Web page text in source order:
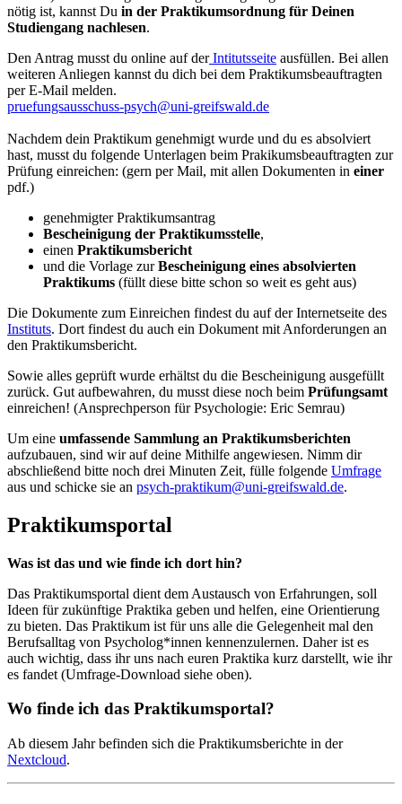
nötig ist, kannst Du in der Praktikumsordnung für Deinen
Studiengang nachlesen.
Den Antrag musst du online auf derIntitutsseite ausfüllen. Bei allen
weiteren Anliegen kannst du dich bei dem Praktikumsbeauftragten
per E-Mail melden.
pruefungsausschuss-psych@uni-greifswald.de
Nachdem dein Praktikum genehmigt wurde und du es absolviert
hast, musst du folgende Unterlagen beim Prakikumsbeauftragten zur
Prüfung einreichen: (gern per Mail, mit allen Dokumenten in einer
pdf.)
genehmigter Praktikumsantrag
Bescheinigung der Praktikumsstelle,
einen Praktikumsbericht
und die Vorlage zurBescheinigung eines absolvierten
Praktikums (füllt diese bitte schon so weit es geht aus)
Die Dokumente zum Einreichen findest du auf der Internetseite des
Instituts. Dort findest du auch ein Dokument mit Anforderungen an
den Praktikumsbericht.
Sowie alles geprüft wurde erhältst du die Bescheinigung ausgefüllt
zurück. Gut aufbewahren, du musst diese noch beim Prüfungsamt
einreichen! (Ansprechperson für Psychologie: Eric Semrau)
Um eine umfassende Sammlung an Praktikumsberichten
aufzubauen, sind wir auf deine Mithilfe angewiesen. Nimm dir
abschließend bitte noch drei Minuten Zeit, fülle folgende Umfrage
aus und schicke sie an psych-praktikum@uni-greifswald.de.
Praktikumsportal
Was ist das und wie finde ich dort hin?
Das Praktikumsportal dient dem Austausch von Erfahrungen, soll
Ideen für zukünftige Praktika geben und helfen, eine Orientierung
zu bieten. Das Praktikum ist für uns alle die Gelegenheit mal den
Berufsalltag von Psycholog*innen kennenzulernen. Daher ist es
auch wichtig, dass ihr uns nach euren Praktika kurz darstellt, wie ihr
es fandet (Umfrage-Download siehe oben).
Wo finde ich das Praktikumsportal?
Ab diesem Jahr befinden sich die Praktikumsberichte in der
Nextcloud.